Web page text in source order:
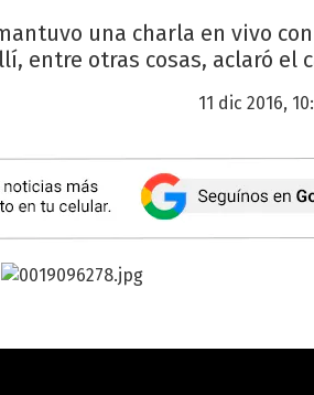
una charla en vivo
entre otras cosas, aclaró el
11 dic 2016,